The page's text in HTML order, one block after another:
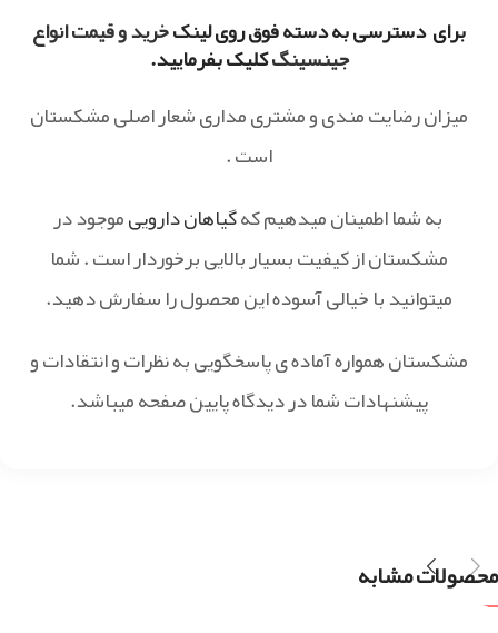
برای دسترسی به دسته فوق روی لینکخرید و قیمت انواع
جینسینگکلیک بفرمایید.
میزان رضایت مندی و مشتری مداری شعار اصلی مشکستان
است .
به شما اطمینان میدهیم کهگیاهان داروییموجود در
مشکستان از کیفیت بسیار بالایی برخوردار است . شما
میتوانید با خیالی آسوده این محصول را سفارش دهید.
مشکستان همواره آماده ی پاسخگویی به نظرات و انتقادات و
پیشنهادات شما در دیدگاه پایین صفحه میباشد.
محصولات مشابه